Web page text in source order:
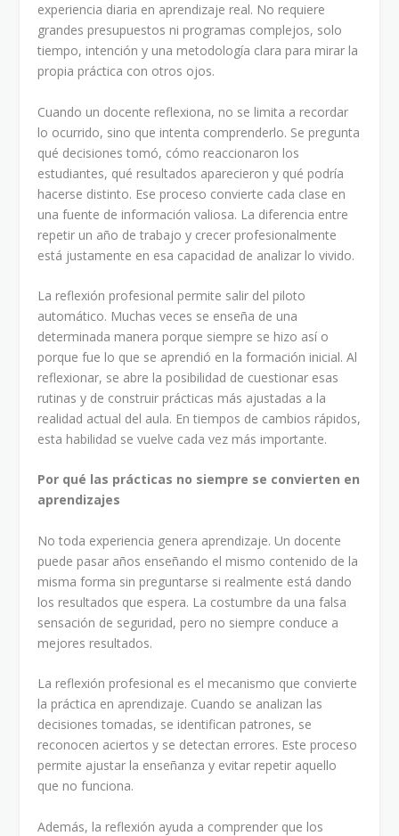
experiencia diaria en aprendizaje real. No requiere
grandes presupuestos ni programas complejos, solo
tiempo, intención y una metodología clara para mirar la
propia práctica con otros ojos.
Cuando un docente reflexiona, no se limita a recordar
lo ocurrido, sino que intenta comprenderlo. Se pregunta
qué decisiones tomó, cómo reaccionaron los
estudiantes, qué resultados aparecieron y qué podría
hacerse distinto. Ese proceso convierte cada clase en
una fuente de información valiosa. La diferencia entre
repetir un año de trabajo y crecer profesionalmente
está justamente en esa capacidad de analizar lo vivido.
La reflexión profesional permite salir del piloto
automático. Muchas veces se enseña de una
determinada manera porque siempre se hizo así o
porque fue lo que se aprendió en la formación inicial. Al
reflexionar, se abre la posibilidad de cuestionar esas
rutinas y de construir prácticas más ajustadas a la
realidad actual del aula. En tiempos de cambios rápidos,
esta habilidad se vuelve cada vez más importante.
Por qué las prácticas no siempre se convierten en
aprendizajes
No toda experiencia genera aprendizaje. Un docente
puede pasar años enseñando el mismo contenido de la
misma forma sin preguntarse si realmente está dando
los resultados que espera. La costumbre da una falsa
sensación de seguridad, pero no siempre conduce a
mejores resultados.
La reflexión profesional es el mecanismo que convierte
la práctica en aprendizaje. Cuando se analizan las
decisiones tomadas, se identifican patrones, se
reconocen aciertos y se detectan errores. Este proceso
permite ajustar la enseñanza y evitar repetir aquello
que no funciona.
Además, la reflexión ayuda a comprender que los